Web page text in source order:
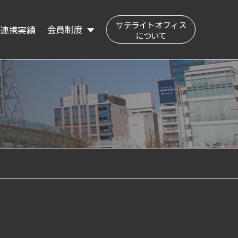
連携実績 会員制度
公民交流フィールド（会員登録はこちら）
登録会員の検索
登録情報の変更
サテライトオフィス
について